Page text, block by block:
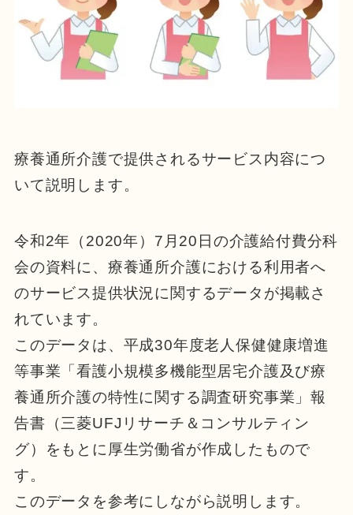
療養通所介護で提供されるサービス内容につ
いて説明します。
令和2年（2020年）7月20日の介護給付費分科
会の資料に、療養通所介護における利用者へ
のサービス提供状況に関するデータが掲載さ
れています。
このデータは、平成30年度老人保健健康増進
等事業「看護小規模多機能型居宅介護及び療
養通所介護の特性に関する調査研究事業」報
告書（三菱UFJリサーチ＆コンサルティン
グ）をもとに厚生労働省が作成したもので
す。
このデータを参考にしながら説明します。